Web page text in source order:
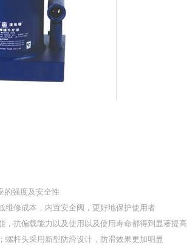
的强度及安全性
修成本，内置安全阀，更好地保护使用者
抗偏载能力以及使用以及使用寿命都得到显著提高
杆头采用新型防滑设计，防滑效果更加明显